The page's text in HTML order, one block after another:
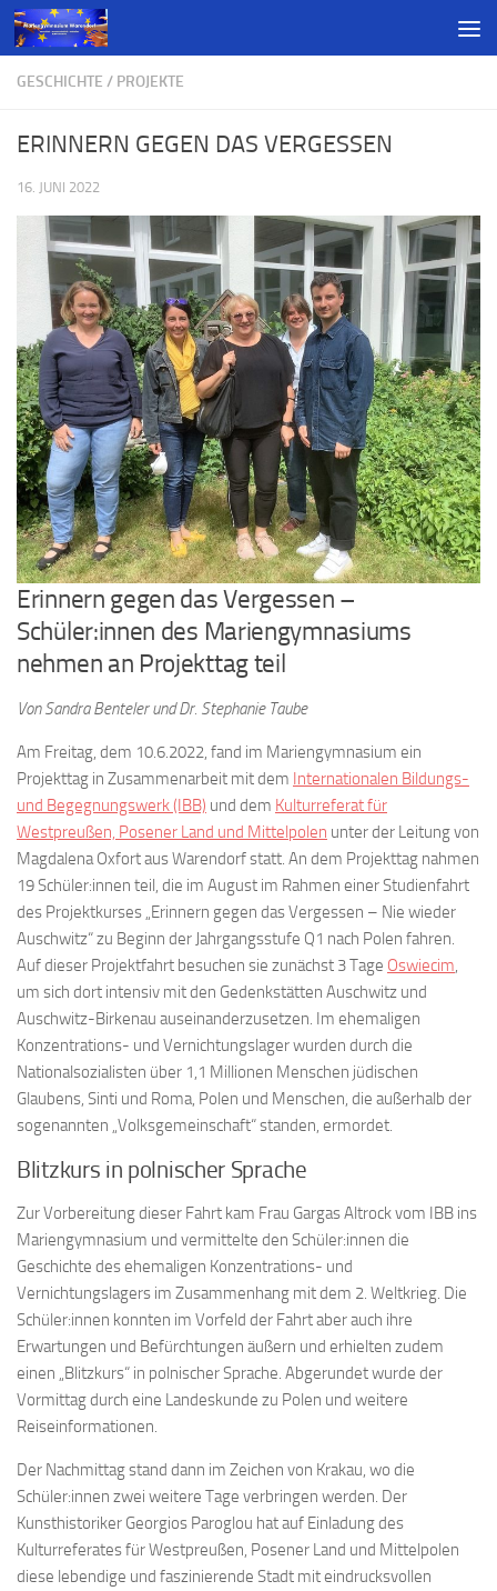
GESCHICHTE / PROJEKTE
ERINNERN GEGEN DAS VERGESSEN
16. JUNI 2022
Erinnern gegen das Vergessen –
Schüler:innen des Mariengymnasiums
nehmen an Projekttag teil
Von Sandra Benteler und Dr. Stephanie Taube
Am Freitag, dem 10.6.2022, fand im Mariengymnasium ein
Projekttag in Zusammenarbeit mit dem Internationalen Bildungs-
und Begegnungswerk (IBB) und dem Kulturreferat für
Westpreußen, Posener Land und Mittelpolen unter der Leitung von
Magdalena Oxfort aus Warendorf statt. An dem Projekttag nahmen
19 Schüler:innen teil, die im August im Rahmen einer Studienfahrt
des Projektkurses „Erinnern gegen das Vergessen – Nie wieder
Auschwitz“ zu Beginn der Jahrgangsstufe Q1 nach Polen fahren.
Auf dieser Projektfahrt besuchen sie zunächst 3 Tage Oswiecim,
um sich dort intensiv mit den Gedenkstätten Auschwitz und
Auschwitz-Birkenau auseinanderzusetzen. Im ehemaligen
Konzentrations- und Vernichtungslager wurden durch die
Nationalsozialisten über 1,1 Millionen Menschen jüdischen
Glaubens, Sinti und Roma, Polen und Menschen, die außerhalb der
sogenannten „Volksgemeinschaft“ standen, ermordet.
Blitzkurs in polnischer Sprache
Zur Vorbereitung dieser Fahrt kam Frau Gargas Altrock vom IBB ins
Mariengymnasium und vermittelte den Schüler:innen die
Geschichte des ehemaligen Konzentrations- und
Vernichtungslagers im Zusammenhang mit dem 2. Weltkrieg. Die
Schüler:innen konnten im Vorfeld der Fahrt aber auch ihre
Erwartungen und Befürchtungen äußern und erhielten zudem
einen „Blitzkurs“ in polnischer Sprache. Abgerundet wurde der
Vormittag durch eine Landeskunde zu Polen und weitere
Reiseinformationen.
Der Nachmittag stand dann im Zeichen von Krakau, wo die
Schüler:innen zwei weitere Tage verbringen werden. Der
Kunsthistoriker Georgios Paroglou hat auf Einladung des
Kulturreferates für Westpreußen, Posener Land und Mittelpolen
diese lebendige und faszinierende Stadt mit eindrucksvollen